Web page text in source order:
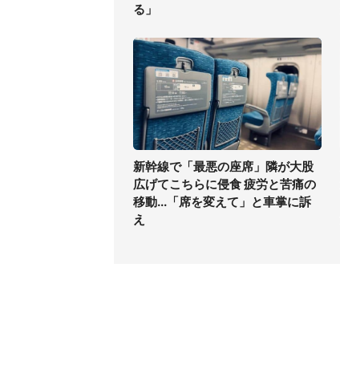
る」
新幹線で「最悪の座席」隣が大股
広げてこちらに侵食 疲労と苦痛の
移動...「席を変えて」と車掌に訴
え